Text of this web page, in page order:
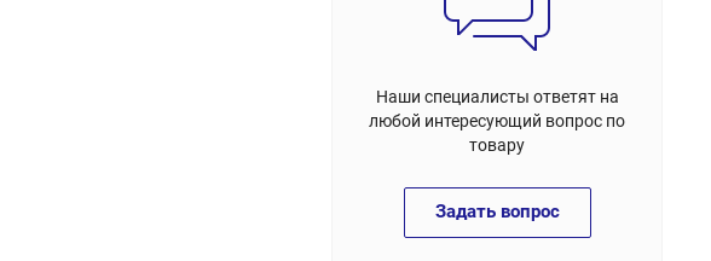
Наши специалисты ответят на
любой интересующий вопрос по
товару
Задать вопрос